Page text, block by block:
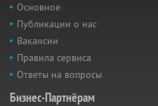
Основное
Публикации о нас
Вакансии
Правила сервиса
Ответы на вопросы
Бизнес-Партнёрам